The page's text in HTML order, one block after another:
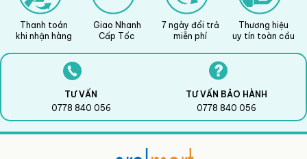
Thanh toán
khi nhận hàng
Giao Nhanh
Cấp Tốc
7 ngày đổi trả
miễn phí
Thương hiệu
uy tín toàn cầu
TƯ VẤN
0778 840 056
TƯ VẤN BẢO HÀNH
0778 840 056